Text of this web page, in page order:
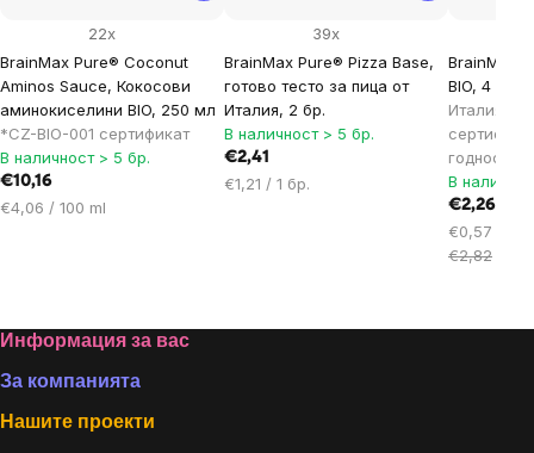
BrainMax Pure® Coconut
Aminos Sauce, Кокосови
аминокиселини BIO, 250 мл
*CZ-BIO-001 сертификат
22x
В наличност > 5 бр.
€10,16
Цена
€4,06 / 100 ml
BrainMax Pure® Pizza Base,
готово тесто за пица от
Италия, 2 бр.
39x
В наличност > 5 бр.
€2,41
Цена
€1,21 / 1 бр.
BrainMax
BIO, 4 бр.
годност:
В
€2,26
Цена
за
€0,57 / 1
€2,82
Footer
Информация за вас
За компанията
Нашите проекти